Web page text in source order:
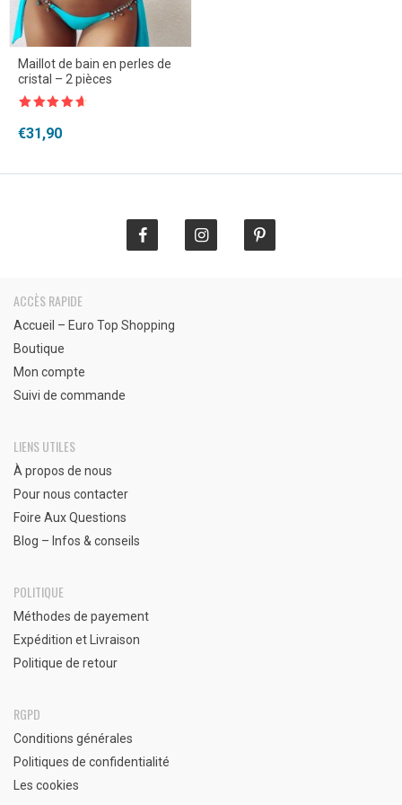
Maillot de bain en perles de
cristal – 2 pièces
€31,90
ACCÈS RAPIDE
Accueil – Euro Top Shopping
Boutique
Mon compte
Suivi de commande
LIENS UTILES
À propos de nous
Pour nous contacter
Foire Aux Questions
Blog – Infos & conseils
POLITIQUE
Méthodes de payement
Expédition et Livraison
Politique de retour
RGPD
Conditions générales
Politiques de confidentialité
Les cookies